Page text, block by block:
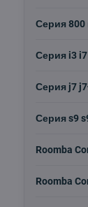
Серия 800
Серия i3 i7
Серия j7
Серия s9
Roomba
Roomba